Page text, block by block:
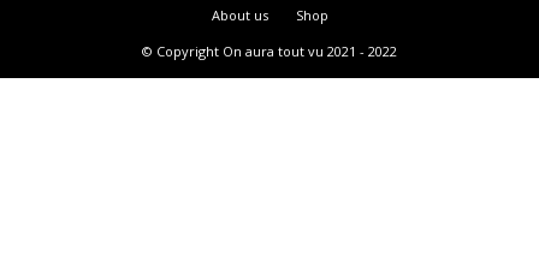
About us
Shop
© Copyright On aura tout vu 2021 - 2022